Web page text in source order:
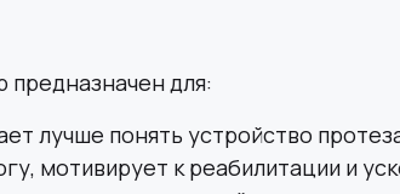
предназначен для:
лучше понять устройство
мотивирует к реабилитации и